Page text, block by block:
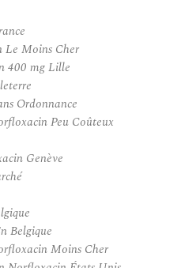
Le Moins Cher
400 mg Lille
Ordonnance
Peu Coûteux
Genève
Belgique
Moins Cher